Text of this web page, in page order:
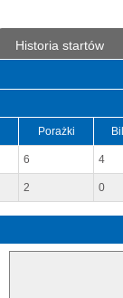
Historia startów
Porażki
6 4
2 0